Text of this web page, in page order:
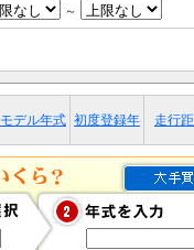
～
モデル年式 初度登録年 走行